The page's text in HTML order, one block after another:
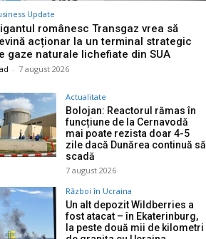
Update
românesc Transgaz vrea să
acționar la un terminal strategic
gaze naturale lichefiate din SUA
- 7 august 2026
Actualitate
Bolojan: Reactorul rămas în
funcțiune de la Cernavodă
mai poate rezista doar 4-5
zile dacă Dunărea continuă să
scadă
7 august 2026
Război în Ucraina
Un alt depozit Wildberries a
fost atacat – în Ekaterinburg,
la peste două mii de kilometri